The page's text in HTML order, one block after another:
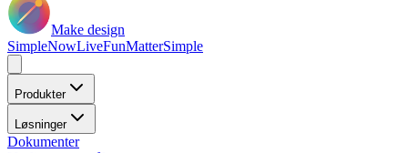
Make design
SimpleNowLiveFunMatterSimple
Produkter
Løsninger
Dokumenter